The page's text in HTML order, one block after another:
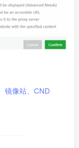
镜像站、CND